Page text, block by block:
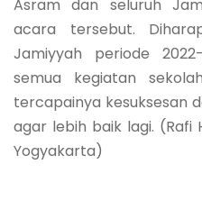
Asram dan seluruh
acara tersebut.
Jamiyyah periode
semua kegiatan
tercapainya kesuksesan
agar lebih baik lagi. (Rafi
Yogyakarta)